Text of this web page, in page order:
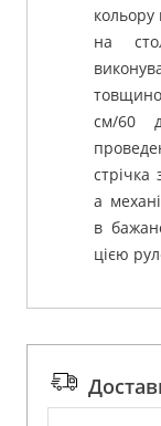
на
см/60
а
в
цією